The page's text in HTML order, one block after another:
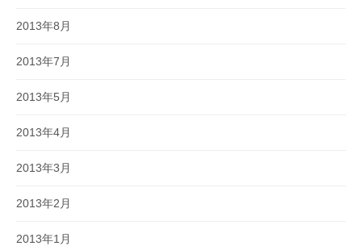
2013年8月
2013年7月
2013年5月
2013年4月
2013年3月
2013年2月
2013年1月